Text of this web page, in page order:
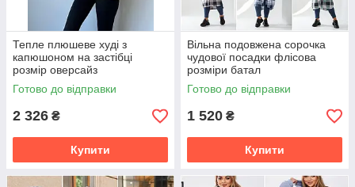
Тепле плюшеве худі з
капюшоном на застібці
розмір оверсайз
Готово до відправки
2 326 ₴
Купити
Вільна подовжена сорочка
чудової посадки флісова
розміри батал
Готово до відправки
1 520 ₴
Купити